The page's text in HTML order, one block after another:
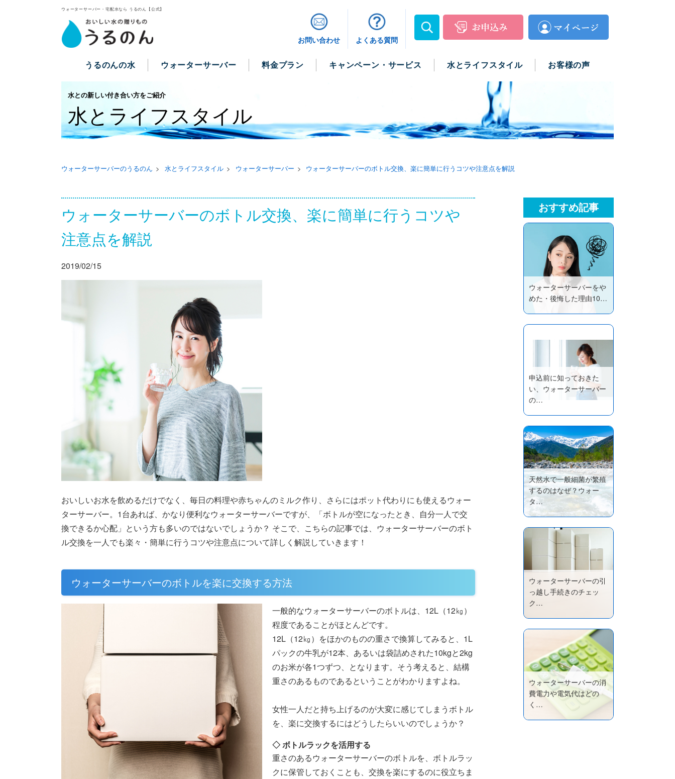
ウォーターサーバー・宅配水なら うるのん【公式】
お問い合わせ よくある質問
うるのんの水 ウォーターサーバー 料金プラン キャンペーン・サービス 水とライフスタイル お客様の声
水との新しい付き合い方をご紹介
水とライフスタイル
ウォーターサーバーのうるのん 水とライフスタイル ウォーターサーバー ウォーターサーバーのボトル交換、楽に簡単に行うコツや注意点を解説
ウォーターサーバーのボトル交換、楽に簡単に行うコツや
注意点を解説
2019/02/15
おいしいお水を飲めるだけでなく、毎日の料理や赤ちゃんのミルク作り、さらにはポット代わりにも使えるウォー
ターサーバー。1台あれば、かなり便利なウォーターサーバーですが、「ボトルが空になったとき、自分一人で交
換できるか心配」という方も多いのではないでしょうか？ そこで、こちらの記事では、ウォーターサーバーのボト
ル交換を一人でも楽々・簡単に行うコツや注意点について詳しく解説していきます！
ウォーターサーバーのボトルを楽に交換する方法
一般的なウォーターサーバーのボトルは、12L（12㎏）
程度であることがほとんどです。
12L（12㎏）をほかのものの重さで換算してみると、1L
パックの牛乳が12本、あるいは袋詰めされた10kgと2kg
のお米が各1つずつ、となります。そう考えると、結構
重さのあるものであるということがわかりますよね。
女性一人だと持ち上げるのが大変に感じてしまうボトル
を、楽に交換するにはどうしたらいいのでしょうか？
◇ ボトルラックを活用する
重さのあるウォーターサーバーのボトルを、ボトルラッ
クに保管しておくことも、交換を楽にするのに役立ちま
おすすめ記事
ウォーターサーバーをや
めた・後悔した理由10…
申込前に知っておきた
い、ウォーターサーバー
の…
天然水で一般細菌が繁殖
するのはなぜ？ウォー
タ…
ウォーターサーバーの引
っ越し手続きのチェッ
ク…
ウォーターサーバーの消
費電力や電気代はどの
く…